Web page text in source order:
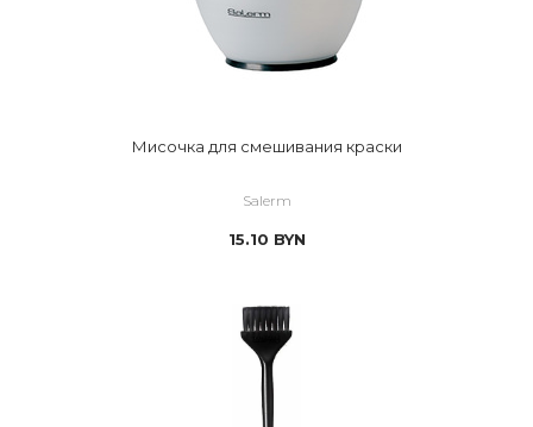
Мисочка для смешивания краски
Salerm
15.10 BYN